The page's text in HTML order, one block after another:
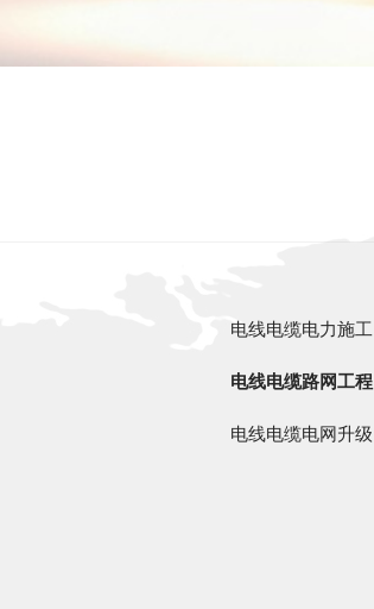
电线电缆电力施工
电线电缆路网工程
电线电缆电网升级